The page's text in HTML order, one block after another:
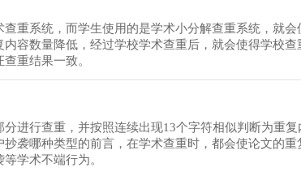
重系统，而学生使用的是学术小分解查重系统，就会
容数量降低，经过学校学术查重后，就会使得学校查
重结果一致。
进行查重，并按照连续出现13个字符相似判断为重
袭哪种类型的前言，在学术查重时，都会使论文的重
学术不端行为。